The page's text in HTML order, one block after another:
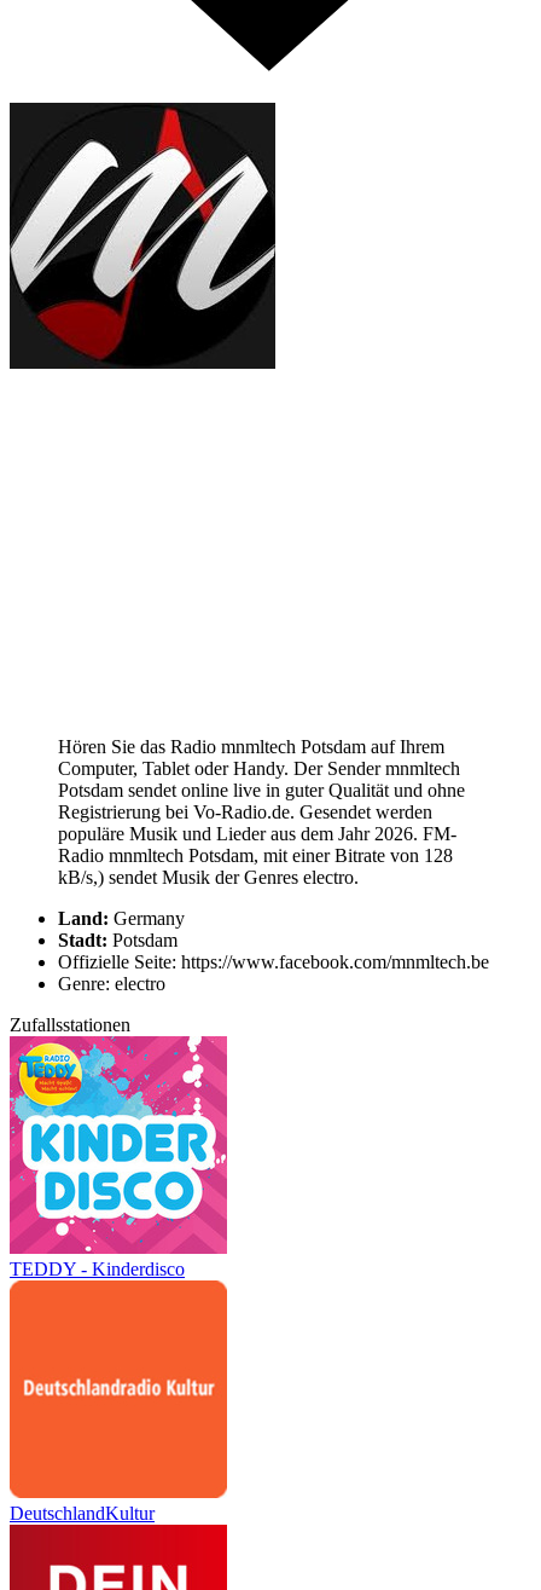
Hören Sie das Radio mnmltech Potsdam auf Ihrem
Computer, Tablet oder Handy. Der Sender mnmltech
Potsdam sendet online live in guter Qualität und ohne
Registrierung bei Vo-Radio.de. Gesendet werden
populäre Musik und Lieder aus dem Jahr 2026. FM-
Radio mnmltech Potsdam, mit einer Bitrate von 128
kB/s,) sendet Musik der Genres electro.
Land: Germany
Stadt: Potsdam
Offizielle Seite: https://www.facebook.com/mnmltech.be
Genre: electro
Zufallsstationen
TEDDY - Kinderdisco
DeutschlandKultur